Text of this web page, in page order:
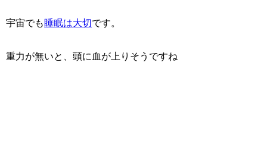
宇宙でも睡眠は大切です。
重力が無いと、頭に血が上りそうですね